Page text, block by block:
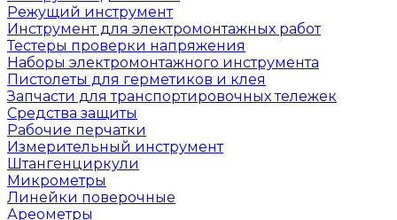
Режущий инструмент
Инструмент для электромонтажных работ
Тестеры проверки напряжения
Наборы электромонтажного инструмента
Пистолеты для герметиков и клея
Запчасти для транспортировочных тележек
Средства защиты
Рабочие перчатки
Измерительный инструмент
Штангенциркули
Микрометры
Линейки поверочные
Ареометры